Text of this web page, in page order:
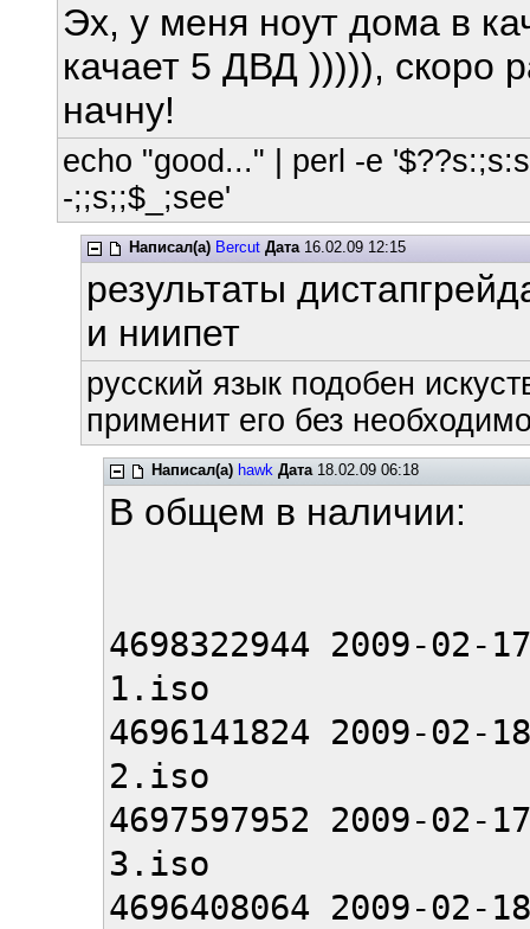
Эх, у меня ноут дома в
качает 5 ДВД ))))), скоро
начну!
echo "good..." | perl -e
-;;s;;$_;see'
Написал(а) Bercut Дата16.02.09 12:15
результаты
и ниипет
русский язык подобен
применит его без
Написал(а) hawk Дата18.02.09 06:18
В общем в наличии:
4698322944 2009-02-
1.iso
4696141824 2009-02-
2.iso
4697597952 2009-02-
3.iso
4696408064 2009-02-